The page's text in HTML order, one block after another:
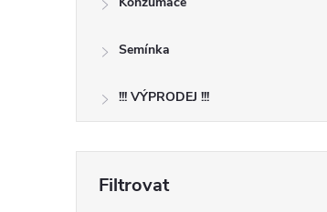
Semínka
!!! VÝPRODEJ !!!